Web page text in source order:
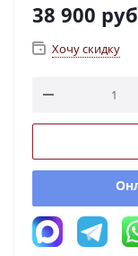
38 900
Хочу скидку